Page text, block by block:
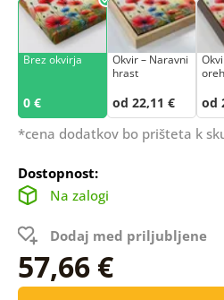
Brez okvirja
0 €
Okvir – Naravni
hrast
od 22,11 €
oreh
od
*cena dodatkov bo prišteta k
Dostopnost:
Na zalogi
Dodaj med priljubljene
57,66 €